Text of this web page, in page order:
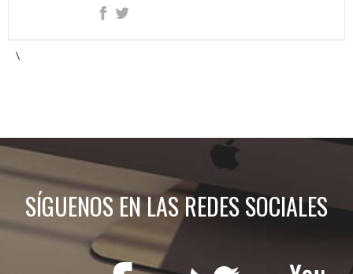
\
SÍGUENOS EN LAS REDES SOCIALES